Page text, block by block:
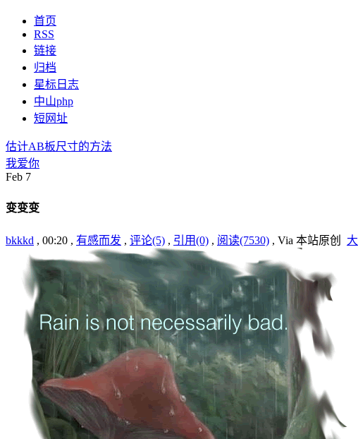
首页
RSS
链接
归档
星标日志
中山php
短网址
估计AB板尺寸的方法
我爱你
Feb 7
变变变
bkkkd , 00:20 , 有感而发 , 评论(5) , 引用(0) , 阅读(7530) , Via 本站原创 大